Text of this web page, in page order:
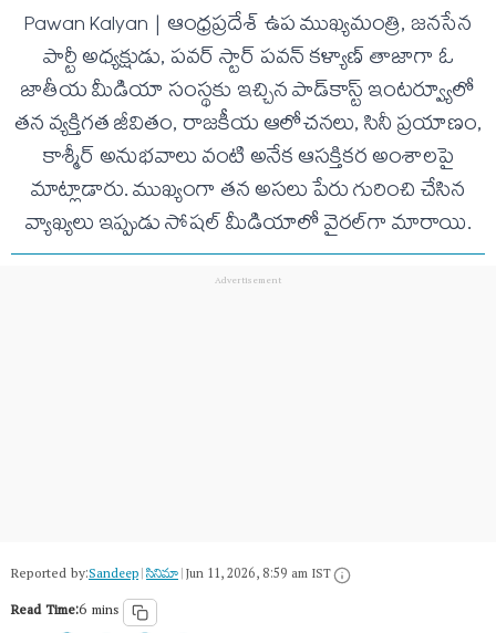
Pawan Kalyan | ఆంధ్రప్రదేశ్ ఉప ముఖ్యమంత్రి, జనసేన
పార్టీ అధ్యక్షుడు, పవర్ స్టార్ పవన్ కళ్యాణ్ తాజాగా ఓ
జాతీయ మీడియా సంస్థకు ఇచ్చిన పాడ్‌కాస్ట్ ఇంటర్వ్యూలో
తన వ్యక్తిగత జీవితం, రాజకీయ ఆలోచనలు, సినీ ప్రయాణం,
కాశ్మీర్ అనుభవాలు వంటి అనేక ఆసక్తికర అంశాలపై
మాట్లాడారు. ముఖ్యంగా తన అసలు పేరు గురించి చేసిన
వ్యాఖ్యలు ఇప్పుడు సోషల్ మీడియాలో వైరల్‌గా మారాయి.
Reported by:Sandeep|సినిమా|Jun 11, 2026, 8:59 am IST
Read Time:6 mins